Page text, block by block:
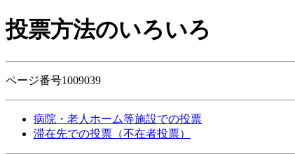
投票方法のいろいろ
ページ番号1009039
病院・老人ホーム等施設での投票
滞在先での投票（不在者投票）